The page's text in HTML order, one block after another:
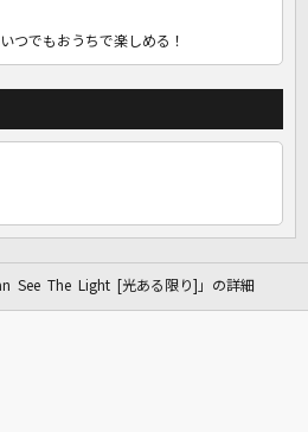
つでもおうちで楽しめる！
See The Light [光ある限り]」の詳細